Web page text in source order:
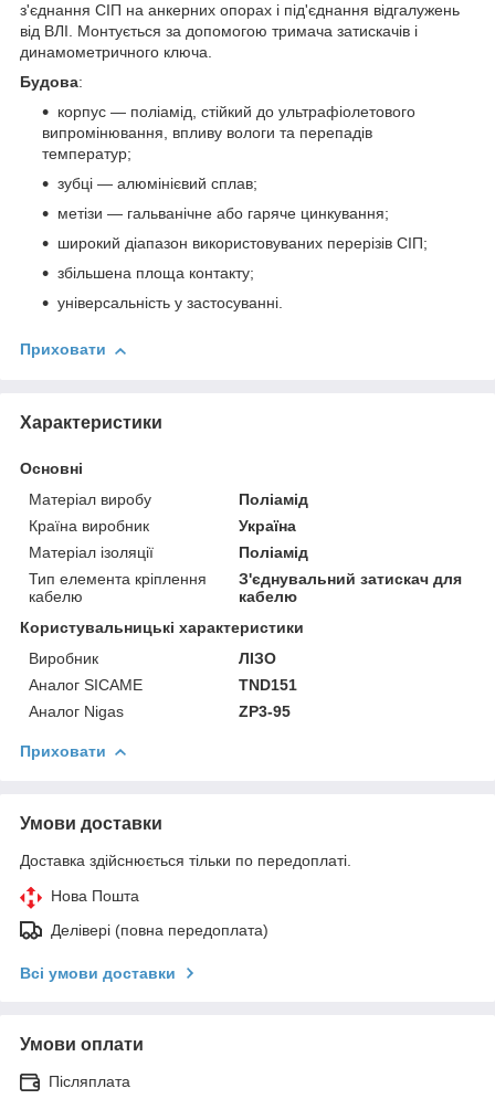
з'єднання СІП на анкерних опорах і під'єднання відгалужень
від ВЛІ. Монтується за допомогою тримача затискачів і
динамометричного ключа.
Будова:
корпус — поліамід, стійкий до ультрафіолетового
випромінювання, впливу вологи та перепадів
температур;
зубці — алюмінієвий сплав;
метізи — гальванічне або гаряче цинкування;
широкий діапазон використовуваних перерізів СІП;
збільшена площа контакту;
універсальність у застосуванні.
Приховати
Характеристики
Основні
Матеріал виробу
Поліамід
Країна виробник
Україна
Матеріал ізоляції
Поліамід
Тип елемента кріплення
кабелю
З'єднувальний затискач для
кабелю
Користувальницькі характеристики
Виробник
ЛІЗО
Аналог SICAME
TND151
Аналог Nigas
ZP3-95
Приховати
Умови доставки
Доставка здійснюється тільки по передоплаті.
Нова Пошта
Делівері (повна передоплата)
Всі умови доставки
Умови оплати
Післяплата